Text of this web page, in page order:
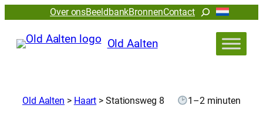
Over onsBeeldbankBronnenContactZoeken
Old Aalten
Old Aalten > Haart > Stationsweg 8 1–2 minuten